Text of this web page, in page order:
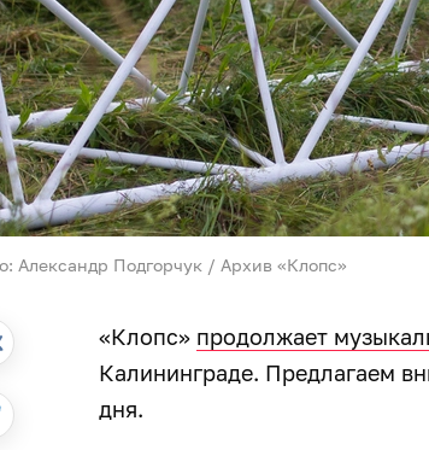
Александр Подгорчук / Архив «Клопс»
«Клопс» продолжает
Калининграде. Предлагаем
дня.